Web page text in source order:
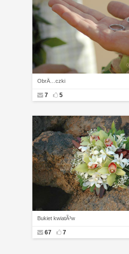
ObrÄ…czki
7 5
Bukiet kwiatÃ³w
67 7